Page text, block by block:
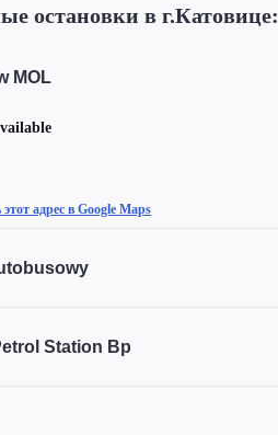
остановки в г.Катовице:
MOL
адрес в Google Maps
Station Bp